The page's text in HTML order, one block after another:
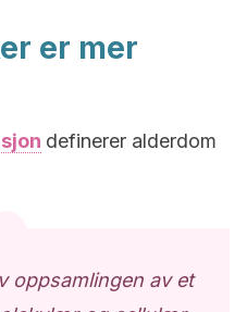
er mer
definerer alderdom
oppsamlingen av et